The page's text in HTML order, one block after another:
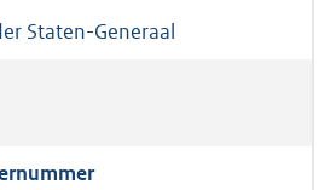
Staten-Generaal